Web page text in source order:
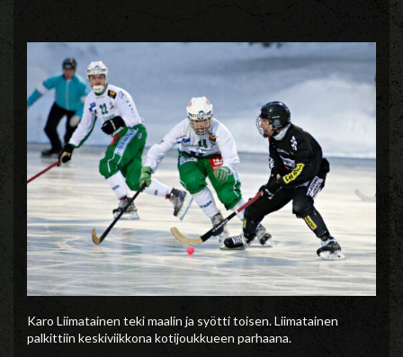
Karo Liimatainen teki maalin ja syötti toisen. Liimatainen
palkittiin keskiviikkona kotijoukkueen parhaana.